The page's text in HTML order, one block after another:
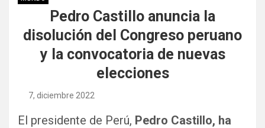
Pedro Castillo anuncia la
disolución del Congreso peruano
y la convocatoria de nuevas
elecciones
7, diciembre 2022
El presidente de Perú, Pedro Castillo, ha